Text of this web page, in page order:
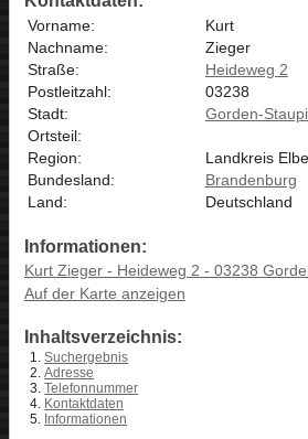
Vorname:
Kurt
Nachname:
Zieger
Straße:
Heideweg 2
Postleitzahl:
03238
Stadt:
Gorden-
Ortsteil:
Region:
Landkreis
Bundesland:
Brandenburg
Land:
Deutschland
Informationen:
Kurt Zieger - Heideweg 2 - 03238
Auf der Karte anzeigen
Inhaltsverzeichnis:
Suchergebnis
Adresse
Telefonnummer
Kontaktdaten
Informationen